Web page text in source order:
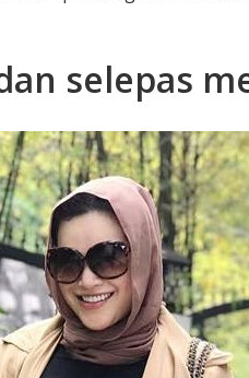
selepas